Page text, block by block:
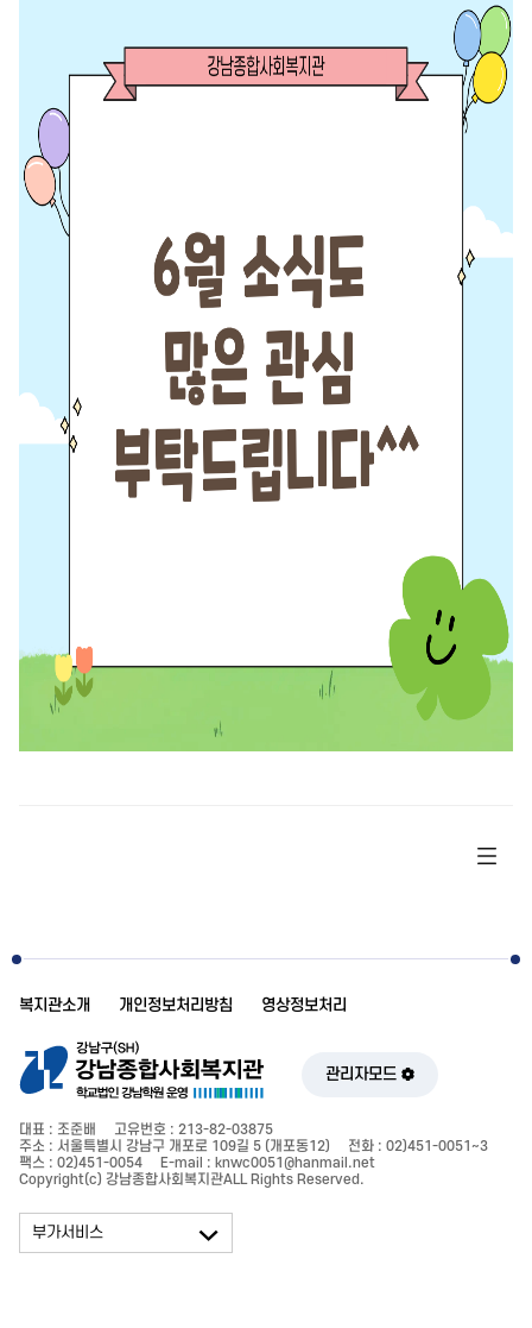
복지관소개 개인정보처리방침 영상정보처리
관리자모드
대표 : 조준배
고유번호 : 213-82-03875
주소 : 서울특별시 강남구 개포로 109길 5 (개포동12)
전화 : 02)451-0051~3
팩스 : 02)451-0054
E-mail : knwc0051@hanmail.net
Copyright(c) 강남종합사회복지관ALL Rights Reserved.
부가서비스